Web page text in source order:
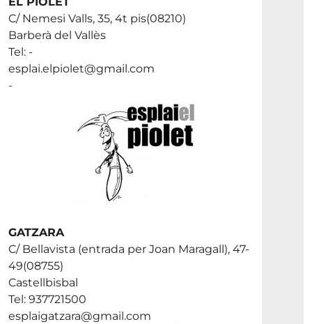
C/ Nemesi Valls, 35, 4t pis(08210)
Barberà del Vallès
Tel: -
esplai.elpiolet@gmail.com
-
GATZARA
C/ Bellavista (entrada per Joan Maragall), 47-
49(08755)
Castellbisbal
Tel: 937721500
esplaigatzara@gmail.com